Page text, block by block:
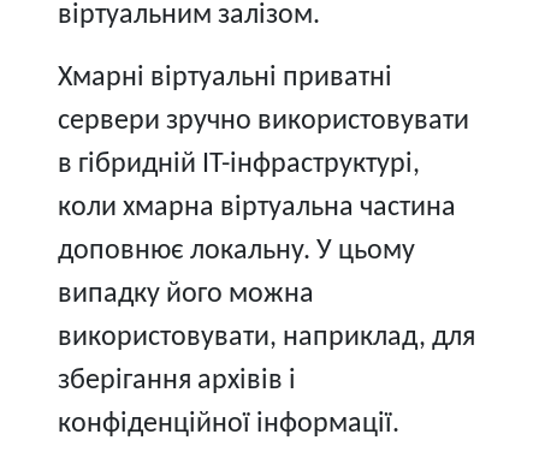
віртуальним залізом.
Хмарні віртуальні приватні
сервери зручно використовувати
в гібридній IT-інфраструктурі,
коли хмарна віртуальна частина
доповнює локальну. У цьому
випадку його можна
використовувати, наприклад, для
зберігання архівів і
конфіденційної інформації.